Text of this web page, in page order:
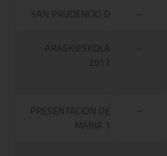
SAN PRUDENCIO D –
ARASKIESKOLA
2017
–
PRESENTACION DE
MARIA 1
–